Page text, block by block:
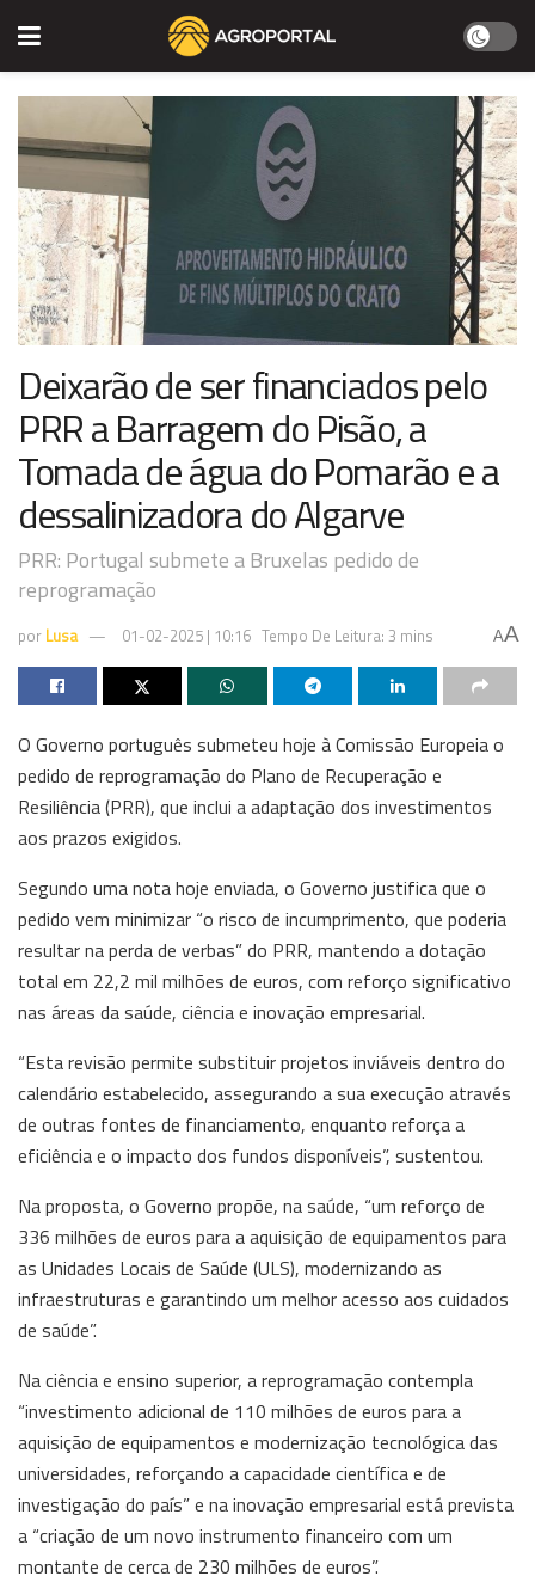
Deixarão de ser financiados pelo
PRR a Barragem do Pisão, a
Tomada de água do Pomarão e a
dessalinizadora do Algarve
PRR: Portugal submete a Bruxelas pedido de
reprogramação
por Lusa 01-02-2025 | 10:16 Tempo De Leitura: 3 mins AA
O Governo português submeteu hoje à Comissão Europeia o
pedido de reprogramação do Plano de Recuperação e
Resiliência (PRR), que inclui a adaptação dos investimentos
aos prazos exigidos.
Segundo uma nota hoje enviada, o Governo justifica que o
pedido vem minimizar “o risco de incumprimento, que poderia
resultar na perda de verbas” do PRR, mantendo a dotação
total em 22,2 mil milhões de euros, com reforço significativo
nas áreas da saúde, ciência e inovação empresarial.
“Esta revisão permite substituir projetos inviáveis dentro do
calendário estabelecido, assegurando a sua execução através
de outras fontes de financiamento, enquanto reforça a
eficiência e o impacto dos fundos disponíveis”, sustentou.
Na proposta, o Governo propõe, na saúde, “um reforço de
336 milhões de euros para a aquisição de equipamentos para
as Unidades Locais de Saúde (ULS), modernizando as
infraestruturas e garantindo um melhor acesso aos cuidados
de saúde”.
Na ciência e ensino superior, a reprogramação contempla
“investimento adicional de 110 milhões de euros para a
aquisição de equipamentos e modernização tecnológica das
universidades, reforçando a capacidade científica e de
investigação do país” e na inovação empresarial está prevista
a “criação de um novo instrumento financeiro com um
montante de cerca de 230 milhões de euros”.